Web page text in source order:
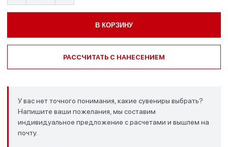
В КОРЗИНУ
РАССЧИТАТЬ С НАНЕСЕНИЕМ
У вас нет точного понимания, какие сувениры выбрать?
Напишите ваши пожелания, мы составим
индивидуальное предложение с расчетами и вышлем на
почту.